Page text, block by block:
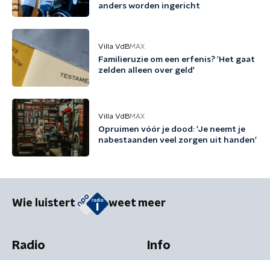
anders worden ingericht
Villa VdBMAX
Familieruzie om een erfenis? 'Het gaat
zelden alleen over geld'
Villa VdBMAX
Opruimen vóór je dood: 'Je neemt je
nabestaanden veel zorgen uit handen'
Wie luistert weet meer
Radio Info